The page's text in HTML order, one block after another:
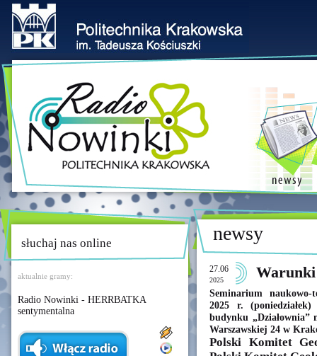
słuchaj nas online
aktualnie gramy:
Radio Nowinki - HERRBATKA
sentymentalna
newsy
27.06
2025 Warunki
Seminarium naukowo-
2025 r.
budynku
Warszawskiej 24 w
Polski Komitet